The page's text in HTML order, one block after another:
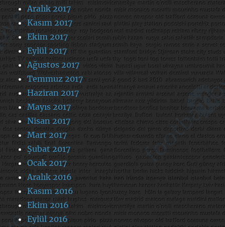
Aralık 2017
Kasım 2017
Ekim 2017
Eylül 2017
Ağustos 2017
Temmuz 2017
Haziran 2017
Mayıs 2017
Nisan 2017
Mart 2017
Şubat 2017
Ocak 2017
Aralık 2016
Kasım 2016
Ekim 2016
Eylül 2016